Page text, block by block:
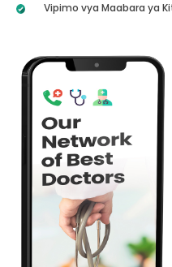
Vipimo vya Maabara ya